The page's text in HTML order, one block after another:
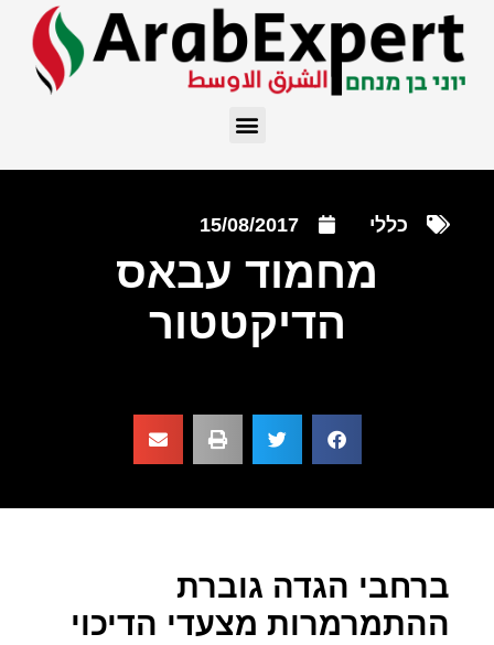
כללי 15/08/2017
מחמוד עבאס
הדיקטטור
ברחבי הגדה גוברת
ההתמרמרות מצעדי הדיכוי